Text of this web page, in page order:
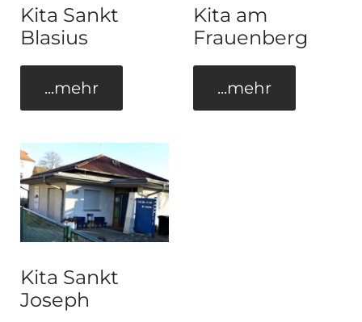
Kita Sankt
Blasius
...mehr
Kita am
Frauenberg
...mehr
Kita Sankt
Joseph